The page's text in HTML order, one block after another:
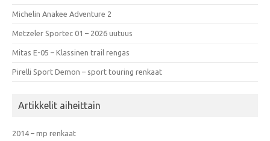
Michelin Anakee Adventure 2
Metzeler Sportec 01 – 2026 uutuus
Mitas E-05 – Klassinen trail rengas
Pirelli Sport Demon – sport touring renkaat
Artikkelit aiheittain
2014 – mp renkaat